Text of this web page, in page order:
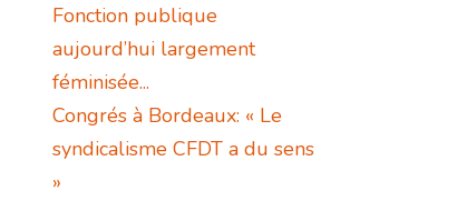
Fonction publique
aujourd’hui largement
féminisée...
Congrés à Bordeaux: « Le
syndicalisme CFDT a du sens
»